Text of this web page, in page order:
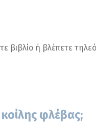
βιβλίο ή βλέπετε
φλέβας;